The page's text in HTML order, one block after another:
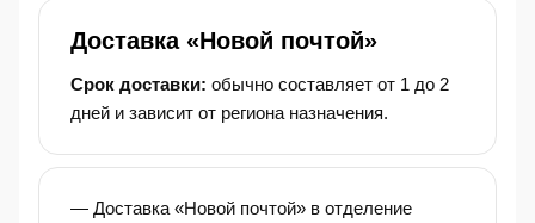
Доставка «Новой почтой»
Срок доставки: обычно составляет от 1 до 2
дней и зависит от региона назначения.
— Доставка «Новой почтой» в отделение